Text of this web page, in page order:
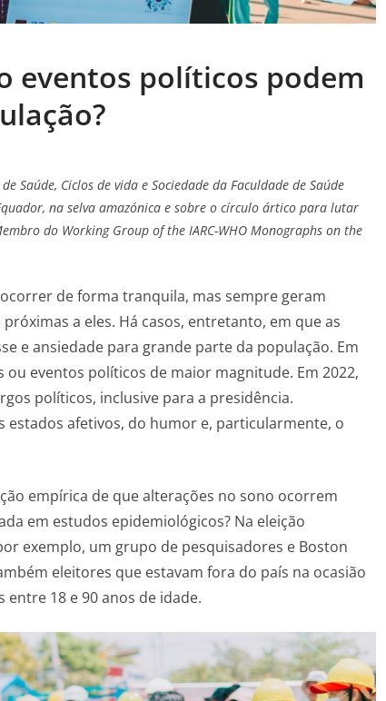
eventos políticos podem
Saúde, Ciclos de vida e Sociedade da Faculdade de Saúde
na selva amazónica e sobre o círculo ártico para lutar
do Working Group of the IARC-WHO Monographs on the
de forma tranquila, mas sempre geram
a eles. Há casos, entretanto, em que as
e ansiedade para grande parte da população. Em
eventos políticos de maior magnitude. Em 2022,
políticos, inclusive para a presidência.
estados afetivos, do humor e, particularmente, o
empírica de que alterações no sono ocorrem
em estudos epidemiológicos? Na eleição
exemplo, um grupo de pesquisadores e Boston
eleitores que estavam fora do país na ocasião
18 e 90 anos de idade.